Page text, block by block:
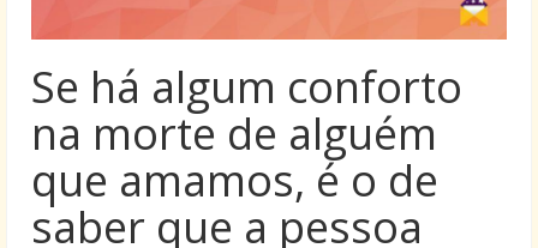
Se há algum conforto
na morte de alguém
que amamos, é o de
saber que a pessoa